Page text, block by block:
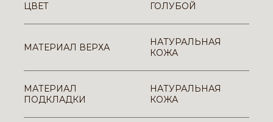
ЦВЕТ ГОЛУБОЙ
МАТЕРИАЛ ВЕРХА
НАТУРАЛЬНАЯ
КОЖА
МАТЕРИАЛ
ПОДКЛАДКИ
НАТУРАЛЬНАЯ
КОЖА